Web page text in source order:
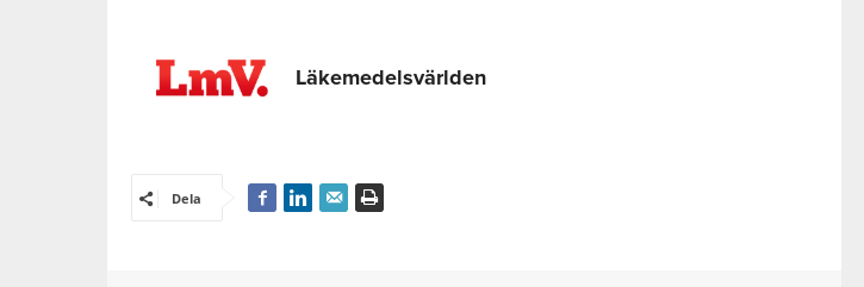
Läkemedelsvärlden
Dela